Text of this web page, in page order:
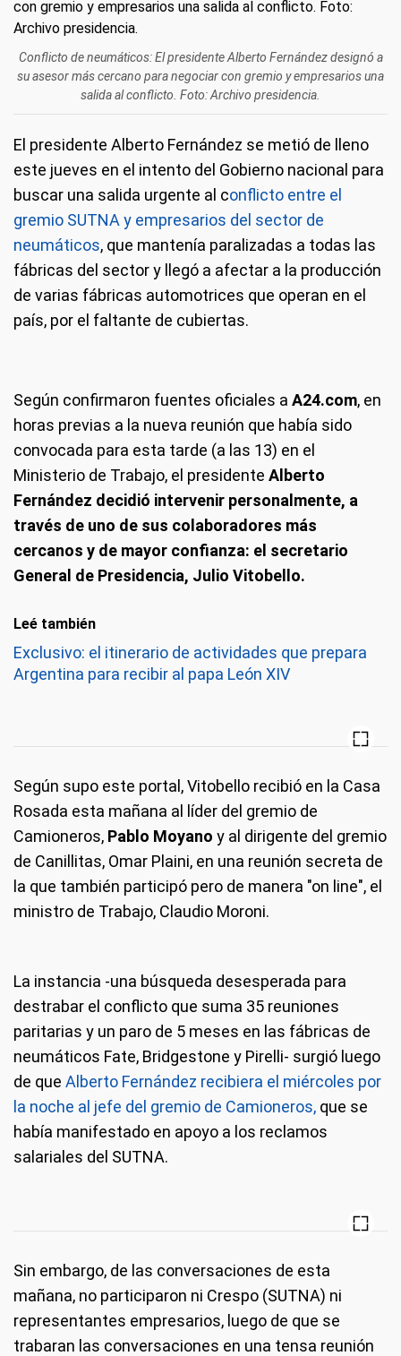
Conflicto de neumáticos: El presidente Alberto Fernández designó a
su asesor más cercano para negociar con gremio y empresarios una
salida al conflicto. Foto: Archivo presidencia.
El presidente Alberto Fernández se metió de lleno
este jueves en el intento del Gobierno nacional para
buscar una salida urgente al conflicto entre el
gremio SUTNA y empresarios del sector de
neumáticos, que mantenía paralizadas a todas las
fábricas del sector y llegó a afectar a la producción
de varias fábricas automotrices que operan en el
país, por el faltante de cubiertas.
Según confirmaron fuentes oficiales a A24.com, en
horas previas a la nueva reunión que había sido
convocada para esta tarde (a las 13) en el
Ministerio de Trabajo, el presidente Alberto
Fernández decidió intervenir personalmente, a
través de uno de sus colaboradores más
cercanos y de mayor confianza: el secretario
General de Presidencia, Julio Vitobello.
Leé también
Exclusivo: el itinerario de actividades que prepara
Argentina para recibir al papa León XIV
Según supo este portal, Vitobello recibió en la Casa
Rosada esta mañana al líder del gremio de
Camioneros, Pablo Moyano y al dirigente del gremio
de Canillitas, Omar Plaini, en una reunión secreta de
la que también participó pero de manera "on line", el
ministro de Trabajo, Claudio Moroni.
La instancia -una búsqueda desesperada para
destrabar el conflicto que suma 35 reuniones
paritarias y un paro de 5 meses en las fábricas de
neumáticos Fate, Bridgestone y Pirelli- surgió luego
de que Alberto Fernández recibiera el miércoles por
la noche al jefe del gremio de Camioneros, que se
había manifestado en apoyo a los reclamos
salariales del SUTNA.
Sin embargo, de las conversaciones de esta
mañana, no participaron ni Crespo (SUTNA) ni
representantes empresarios, luego de que se
trabaran las conversaciones en una tensa reunión